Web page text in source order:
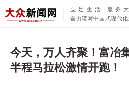
立足生活 服务
奋力谱写中国式现代
今天，万人齐聚！富冶
半程马拉松激情开跑！